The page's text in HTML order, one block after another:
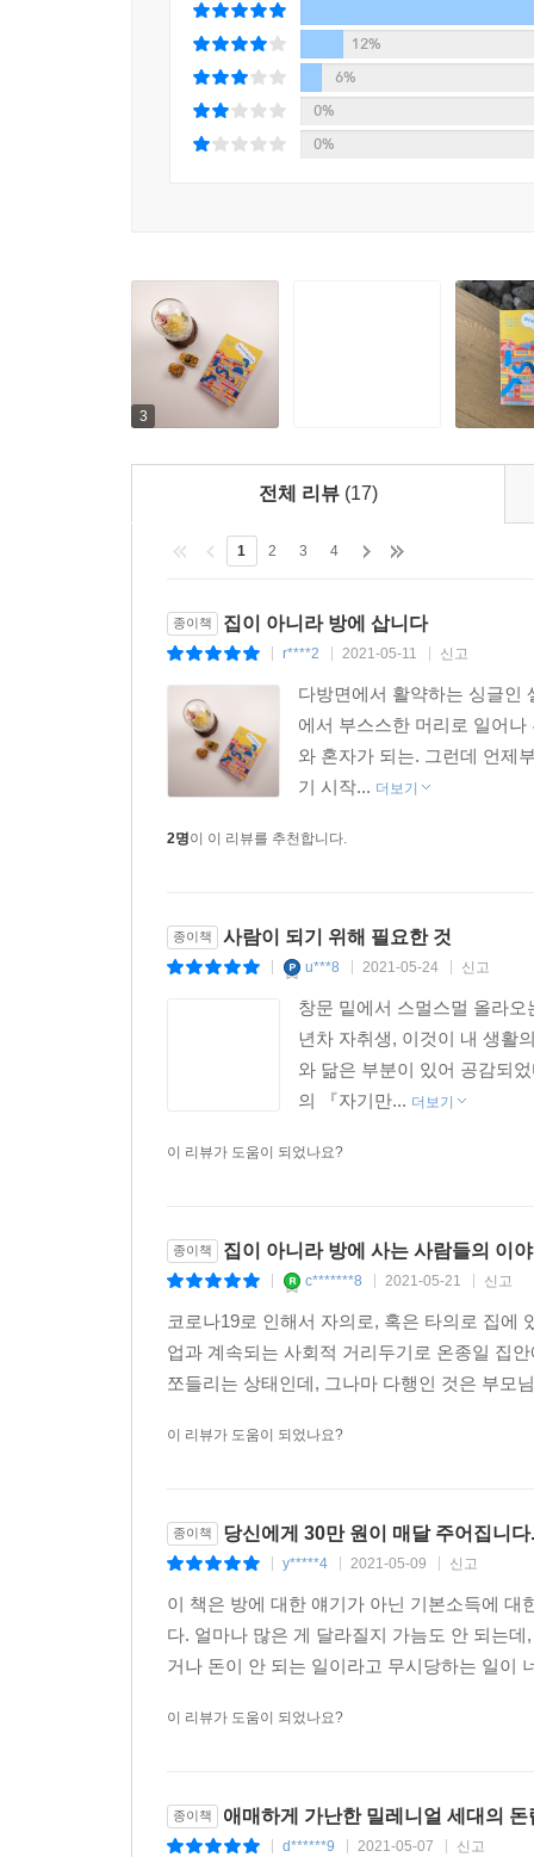
파트너와 동거를 하거나 진작 ‘졸혼’을 했거나
돈이 필요하다는 것만은 한 마음이었다.
재난 지원금은 돈 없는 여성이 나라와 가정에
돌아가야 할 몫을 한 명이 독차지하는 부작용
의지할 수밖에 여성들에게 재난 지원금은 빛 좋은
미래가 성큼 다가온 지금, 우리에겐 누군가의 아내
조건 없이: 우리에겐 가난을 증명하지 않을 권리가
하루 세 끼를 만 원으로 해결할 수 있을까? 만 원
처벌을 하는 대신 밥을 사준 미담이었다. 그러나
빈곤을 증명하는 일은 비인간적이다. 감추고 싶
더욱 과장하기도 하고, 가정 폭력 등으로 집을
기본소득은 조건 없이 지급된다. 누구의 존엄도
서열화 된 입시 교육과 바늘구멍 같은 취업 시장
저자는 기본소득이 끝이 아니라 시작이라고 말한
있다. 우리에게 돈(기본소득)이 있다면. 이 책에
이야기가 있다. ‘은평구 버지니아 울프’ 저자가
아름다운 세계로 함께 가고 싶어질 것이다.
12%
6%
0%
0%
3
전체 리뷰 (17)
1 2 3 4
종이책 집이 아니라 방에 삽니다
r****2 2021-05-11 신고
다방면에서 활약하는 싱글인
에서 부스스한 머리로 일어
와 혼자가 되는. 그런데 언제
기 시작... 더보기
2명이 이 리뷰를 추천합니다.
종이책 사람이 되기 위해 필요한 것
u***8 2021-05-24 신고
창문 밑에서 스멀스멀 올라
년차 자취생, 이것이 내 생활
와 닮은 부분이 있어 공감되
의 『자기만... 더보기
이 리뷰가 도움이 되었나요?
종이책 집이 아니라 방에 사는 사람들의 이
c*******8 2021-05-21 신고
코로나19로 인해서 자의로, 혹은 타의로 집에
업과 계속되는 사회적 거리두기로 온종일 집
쪼들리는 상태인데, 그나마 다행인 것은 부모
이 리뷰가 도움이 되었나요?
종이책 당신에게 30만 원이 매달 주어집니
y*****4 2021-05-09 신고
이 책은 방에 대한 얘기가 아닌 기본소득에
다. 얼마나 많은 게 달라질지 가늠도 안 되는
거나 돈이 안 되는 일이라고 무시당하는 일이
이 리뷰가 도움이 되었나요?
종이책 애매하게 가난한 밀레니얼 세대의 돈
d******9 2021-05-07 신고